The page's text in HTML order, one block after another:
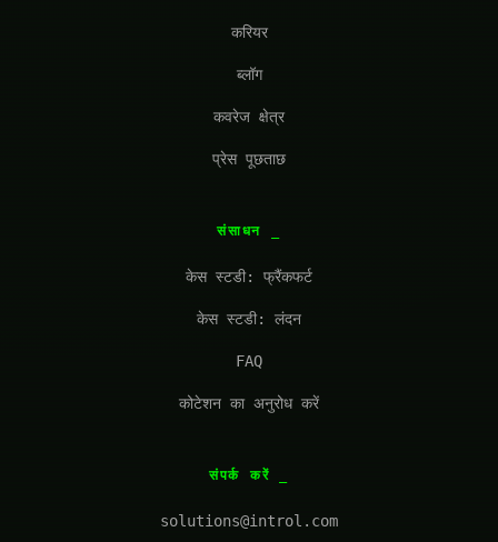
करियर
ब्लॉग
कवरेज क्षेत्र
प्रेस पूछताछ
संसाधन
केस स्टडी: फ्रैंकफर्ट
केस स्टडी: लंदन
FAQ
कोटेशन का अनुरोध करें
संपर्क करें
solutions@introl.com